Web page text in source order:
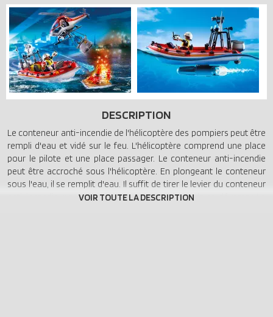
DESCRIPTION
Le conteneur anti-incendie de l'hélicoptère des pompiers peut être
rempli d'eau et vidé sur le feu. L'hélicoptère comprend une place
pour le pilote et une place passager. Le conteneur anti-incendie
peut être accroché sous l'hélicoptère. En plongeant le conteneur
sous l'eau, il se remplit d'eau. Il suffit de tirer le levier du conteneur
anti-incendie, pour l'ouvrir et permettre à l'eau de se déverser. Le